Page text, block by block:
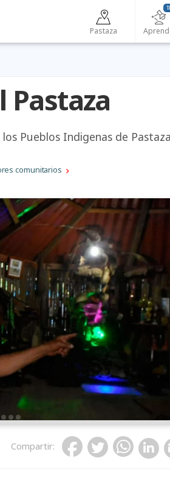
Pastaza
Pastaza
Pueblos Indigenas de
comunitarios
Compartir: